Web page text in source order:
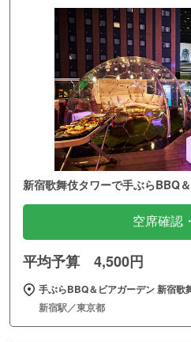
新宿歌舞伎タワーで手ぶらBBQ
空席確認
平均予算 4,500円
手ぶらBBQ＆ビアガーデン 新宿歌
新宿駅／東京都